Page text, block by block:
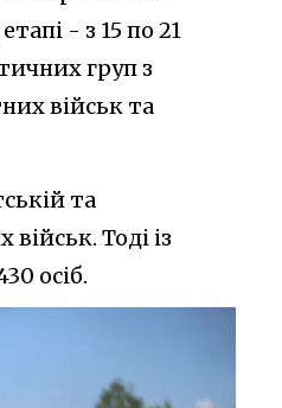
- з 15 по 21
груп з
військ та
та
Тоді із
осіб.